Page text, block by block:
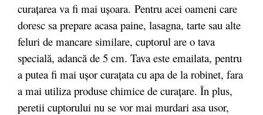
curaţarea va fi mai uşoara. Pentru acei oameni care
doresc sa prepare acasa paine, lasagna, tarte sau alte
feluri de mancare similare, cuptorul are o tava
specială, adancă de 5 cm. Tava este emailata, pentru
a putea fi mai ușor curațata cu apa de la robinet, fara
a mai utiliza produse chimice de curațare. În plus,
peretii cuptorului nu se vor mai murdari asa usor,